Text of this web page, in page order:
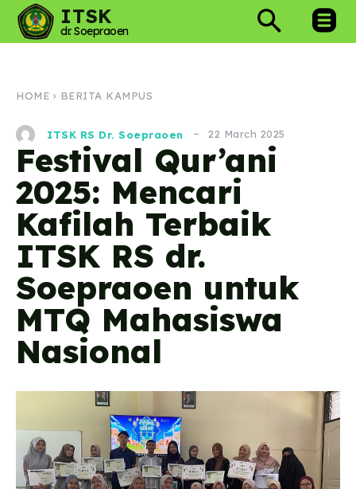
ITSK
dr. Soepraoen
HOME BERITA KAMPUS
ITSK RS Dr. Soepraoen 22 March 2025
Festival Qur’ani
2025: Mencari
Kafilah Terbaik
ITSK RS dr.
Soepraoen untuk
MTQ Mahasiswa
Nasional